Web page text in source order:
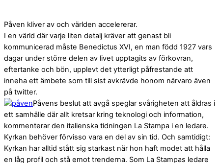
Påven kliver av och världen accelererar.
I en värld där varje liten detalj kräver att genast bli
kommunicerad måste Benedictus XVI, en man född 1927 vars
dagar under större delen av livet upptagits av förkovran,
eftertanke och bön, upplevt det ytterligt påfrestande att
inneha ett ämbete som till sist avkrävde honom närvaro även
på twitter.
Påvens beslut att avgå speglar svårigheten att åldras i
ett samhälle där allt kretsar kring teknologi och information,
kommenterar den italienska tidningen La Stampa i en ledare.
Kyrkan behöver förvisso vara en del av sin tid. Och samtidigt:
Kyrkan har alltid stått sig starkast när hon haft modet att hålla
en låg profil och stå emot trenderna. Som La Stampas ledare